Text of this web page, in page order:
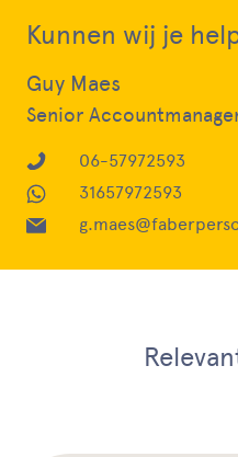
Kunnen wij je
Guy Maes
Senior
06-57972593
31657972593